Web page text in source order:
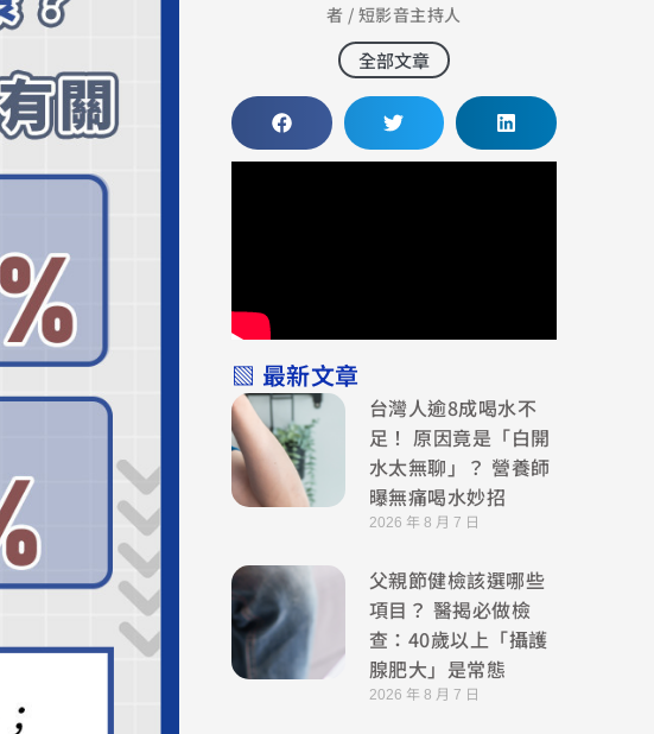
者 / 短影音主持人
全部文章
▧ 最新文章
台灣人逾8成喝水不
足！ 原因竟是「白開
水太無聊」？ 營養師
曝無痛喝水妙招
2026 年 8 月 7 日
父親節健檢該選哪些
項目？ 醫揭必做檢
查：40歲以上「攝護
腺肥大」是常態
2026 年 8 月 7 日